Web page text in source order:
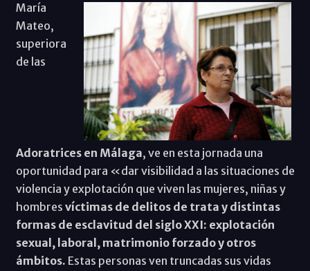
María
Mateo,
superiora
de las
Adoratrices en Málaga, ve en esta jornada una
oportunidad para «dar visibilidad a las situaciones de
violencia y explotación que viven las mujeres, niñas y
hombres víctimas de delitos de trata y distintas
formas de esclavitud del siglo XXI: explotación
sexual, laboral, matrimonio forzado y otros
ámbitos. Estas personas ven truncadas sus vidas